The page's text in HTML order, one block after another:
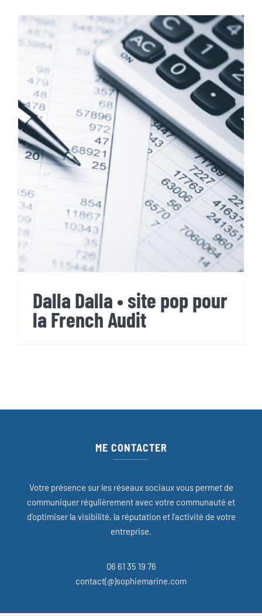
Dalla Dalla • site pop pour la
French Audit
Dalla Dalla • site pop pour
la French Audit
ME CONTACTER
Votre présence sur les réseaux sociaux vous permet de
communiquer régulièrement avec votre communauté et
d’optimiser la visibilité, la réputation et l’activité de votre
entreprise.
06 61 35 19 76
contact(@)sophiemarine.com